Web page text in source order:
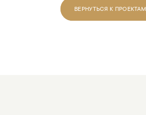
ВЕРНУТЬСЯ К ПРОЕКТАМ